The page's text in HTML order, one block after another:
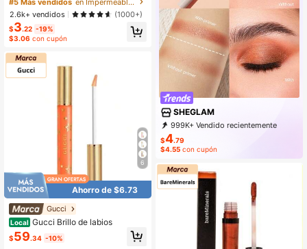
De Belleza CosméTica Maquillaje P
ara Mujeres Y NiñAs
#5 Más vendidos
en Impermeable Delineadores de ojos de larga durac
2.6k+ vendidos
(1000+)
$3.22 -19%
$3.06 con cupón
6
Ahorro de $6.73
Gucci
Local Gucci Brillo de labios
$59.34 -10%
SHEGLAM
999K+ Vendido recientemente
999K+ Recompra
4.7M Suscripción
$4.79
$4.55 con cupón